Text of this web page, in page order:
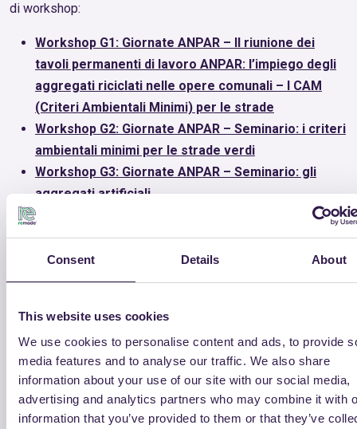
Consent Details About
This website uses cookies
We use cookies to personalise content and ads, to provide
media features and to analyse our traffic. We also share
information about your use of our site with our social media,
advertising and analytics partners who may combine it with
information that you’ve provided to them or that they’ve
di workshop:
Workshop G1: Giornate ANPAR – II riunione dei
tavoli permanenti di lavoro ANPAR: l’impiego degli
aggregati riciclati nelle opere comunali – I CAM
(Criteri Ambientali Minimi) per le strade
Workshop G2: Giornate ANPAR – Seminario: i criteri
ambientali minimi per le strade verdi
Workshop G3: Giornate ANPAR – Seminario: gli
aggregati artificiali
Workshop G4: Giornate ANPAR – Seminario: la
produzione di calcestruzzi a bassa resistenza e
misti cementati con aggregati riciclati e artificiali
Riportiamo di seguito il programma del 18 maggio 2017, che
vedrà la partecipazione di Remade in Italy:
ARGOMENTO
RELATORE
Saluti e presentazione del
seminario
Paolo Barberi – ANPAR